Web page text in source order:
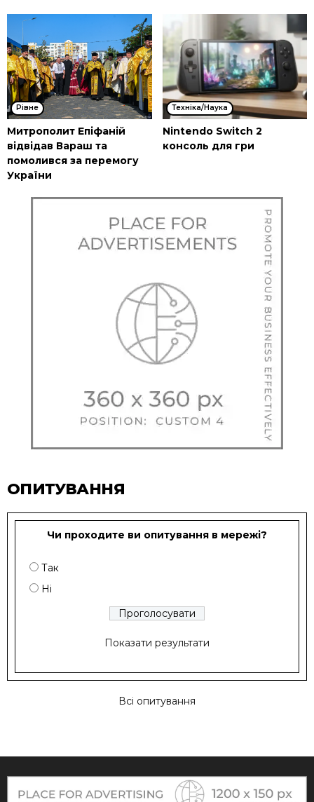
Рівне
Митрополит Епіфаній
відвідав Вараш та
помолився за перемогу
України
Техніка/Наука
Nintendo Switch 2
консоль для гри
ОПИТУВАННЯ
Чи проходите ви опитування в мережі?
Так
Ні
Показати результати
Всі опитування